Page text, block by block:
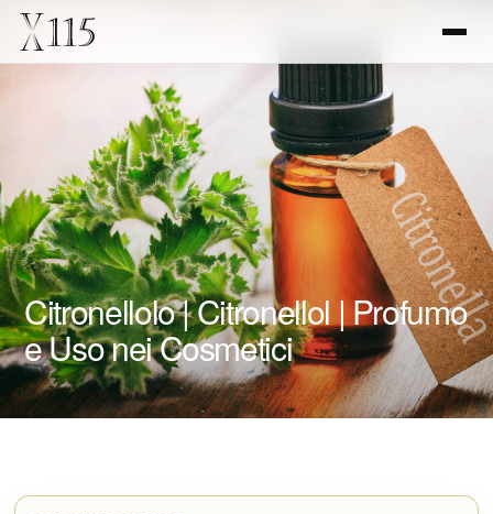
Citronellolo | Citronellol | Profumo
e Uso nei Cosmetici